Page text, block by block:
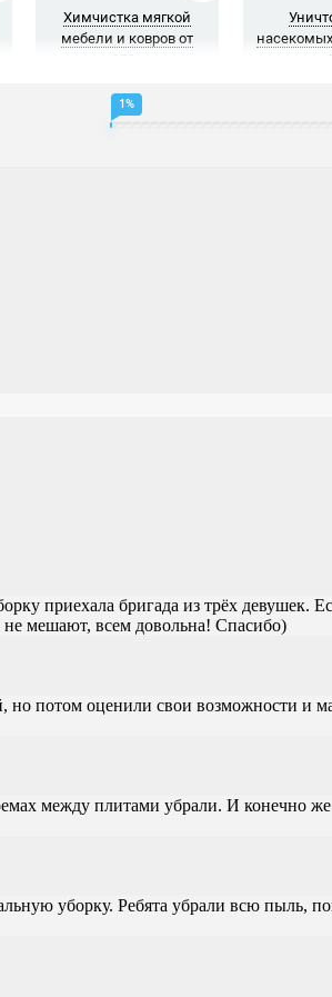
приехала бригада из трёх девушек.
мешают, всем довольна! Спасибо)
потом оценили свои возможности и
между плитами убрали. И
уборку. Ребята убрали всю пыль,